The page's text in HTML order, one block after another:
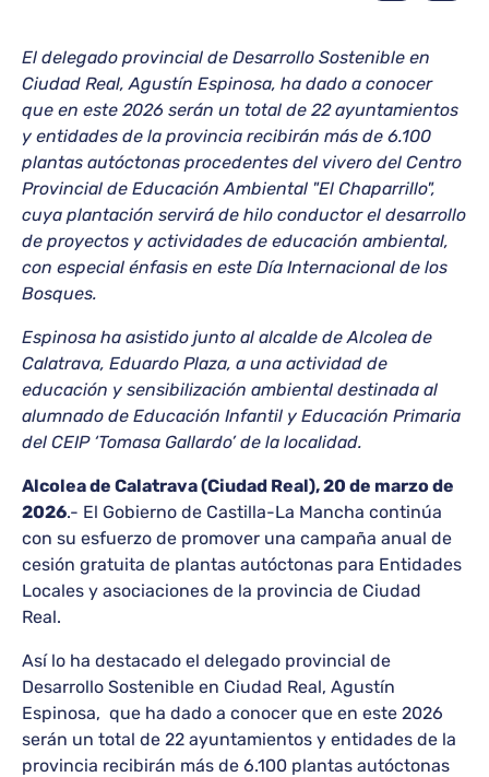
El delegado provincial de Desarrollo Sostenible en
Ciudad Real, Agustín Espinosa, ha dado a conocer
que en este 2026 serán un total de 22 ayuntamientos
y entidades de la provincia recibirán más de 6.100
plantas autóctonas procedentes del vivero del Centro
Provincial de Educación Ambiental "El Chaparrillo",
cuya plantación servirá de hilo conductor el desarrollo
de proyectos y actividades de educación ambiental,
con especial énfasis en este Día Internacional de los
Bosques.
Espinosa ha asistido junto al alcalde de Alcolea de
Calatrava, Eduardo Plaza, a una actividad de
educación y sensibilización ambiental destinada al
alumnado de Educación Infantil y Educación Primaria
del CEIP ‘Tomasa Gallardo’ de la localidad.
Alcolea de Calatrava (Ciudad Real), 20 de marzo de
2026.- El Gobierno de Castilla-La Mancha continúa
con su esfuerzo de promover una campaña anual de
cesión gratuita de plantas autóctonas para Entidades
Locales y asociaciones de la provincia de Ciudad
Real.
Así lo ha destacado el delegado provincial de
Desarrollo Sostenible en Ciudad Real, Agustín
Espinosa, que ha dado a conocer que en este 2026
serán un total de 22 ayuntamientos y entidades de la
provincia recibirán más de 6.100 plantas autóctonas